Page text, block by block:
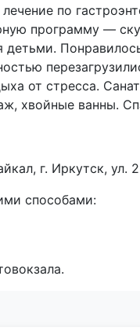
по
программу —
детьми.
от стресса.
хвойные ванны.
г. Иркутск, ул.
способами: